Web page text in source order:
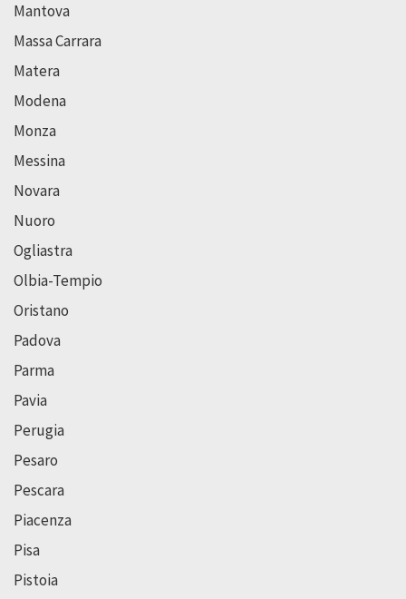
Mantova
Massa Carrara
Matera
Modena
Monza
Messina
Novara
Nuoro
Ogliastra
Olbia-Tempio
Oristano
Padova
Parma
Pavia
Perugia
Pesaro
Pescara
Piacenza
Pisa
Pistoia